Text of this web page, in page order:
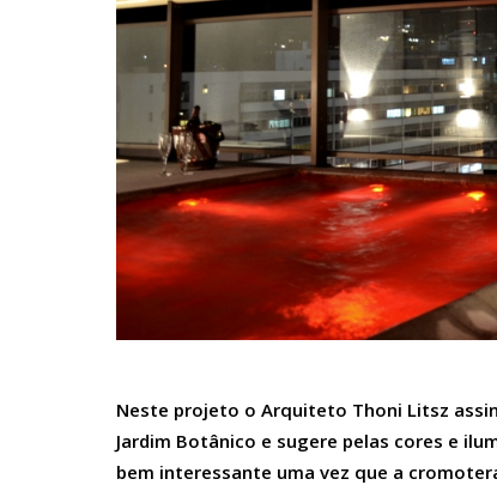
Neste projeto o Arquiteto Thoni Litsz
Jardim Botânico e sugere pelas cores e
bem interessante uma vez que a